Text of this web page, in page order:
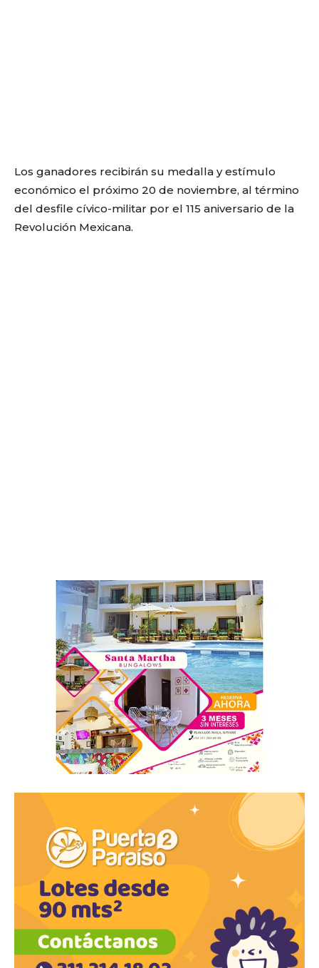
Los ganadores recibirán su medalla y estímulo
económico el próximo 20 de noviembre, al término
del desfile cívico-militar por el 115 aniversario de la
Revolución Mexicana.